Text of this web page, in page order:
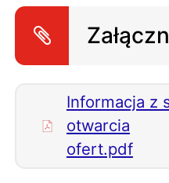
Informacja z
otwarcia
ofert.pdf